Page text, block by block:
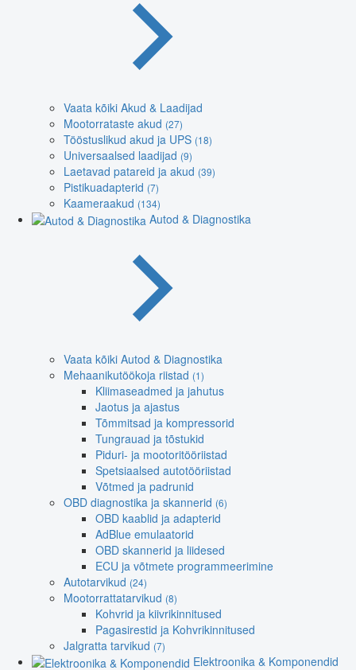
Vaata kõiki Akud & Laadijad
Mootorrataste akud (27)
Tööstuslikud akud ja UPS (18)
Universaalsed laadijad (9)
Laetavad patareid ja akud (39)
Pistikuadapterid (7)
Kaameraakud (134)
Autod & Diagnostika
Vaata kõiki Autod & Diagnostika
Mehaanikutöökoja riistad (1)
Kliimaseadmed ja jahutus
Jaotus ja ajastus
Tõmmitsad ja kompressorid
Tungrauad ja tõstukid
Piduri- ja mootoritööriistad
Spetsiaalsed autotööriistad
Võtmed ja padrunid
OBD diagnostika ja skannerid (6)
OBD kaablid ja adapterid
AdBlue emulaatorid
OBD skannerid ja liidesed
ECU ja võtmete programmeerimine
Autotarvikud (24)
Mootorrattatarvikud (8)
Kohvrid ja kiivrikinnitused
Pagasirestid ja Kohvrikinnitused
Jalgratta tarvikud (7)
Elektroonika & Komponendid